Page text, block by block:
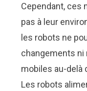
Cependant, ces
pas à leur
les robots ne
changements ni
mobiles au-delà
Les robots